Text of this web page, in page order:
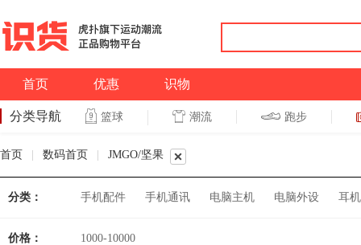
首页 优惠 识物
分类导航 篮球 潮流 跑步
首页 数码首页 JMGO/坚果
分类： 手机配件 手机通讯 电脑主机 电脑外设 耳
价格： 1000-10000